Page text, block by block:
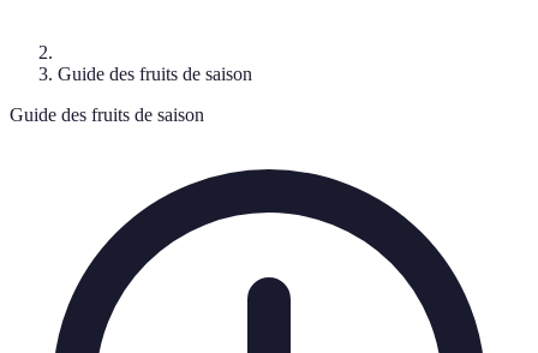
Guide des fruits de saison
Guide des fruits de saison